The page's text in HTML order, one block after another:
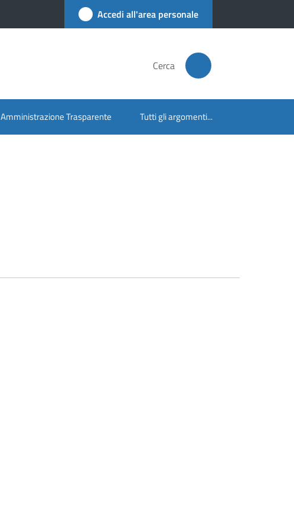
Accedi all'area personale
Cerca
Amministrazione Trasparente Tutti gli argomenti...